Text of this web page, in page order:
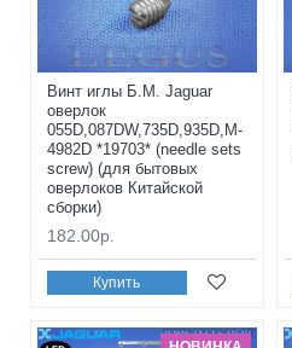
Винт иглы Б.М. Jaguar
оверлок
055D,087DW,735D,935D,M-
4982D *19703* (needle sets
screw) (для бытовых
оверлоков Китайской
сборки)
182.00р.
Купить